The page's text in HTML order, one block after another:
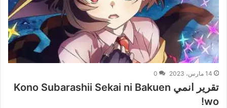
14 مارس، 2023 0
تقرير انمي Kono Subarashii Sekai ni Bakuen
wo!